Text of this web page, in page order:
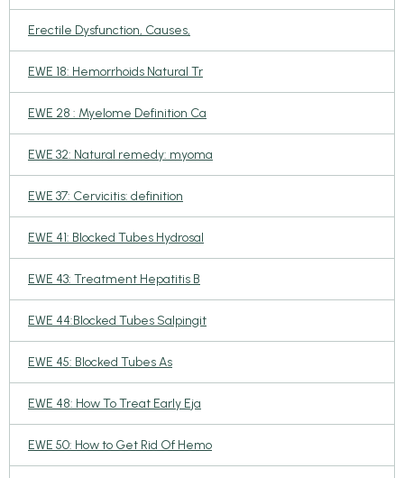
Erectile Dysfunction, Causes,
EWE 18: Hemorrhoids Natural Tr
EWE 28 : Myelome Definition Ca
EWE 32: Natural remedy: myoma
EWE 37: Cervicitis: definition
EWE 41: Blocked Tubes Hydrosal
EWE 43: Treatment Hepatitis B
EWE 44:Blocked Tubes Salpingit
EWE 45: Blocked Tubes As
EWE 48: How To Treat Early Eja
EWE 50: How to Get Rid Of Hemo